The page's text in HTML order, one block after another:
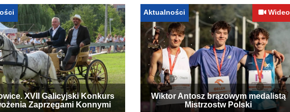
XVII Galicyjski Konkurs
Zaprzęgami Konnymi
Aktualności Wideo
Wiktor Antosz brązowym medalistą
Mistrzostw Polski